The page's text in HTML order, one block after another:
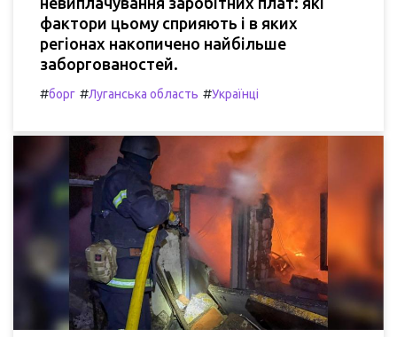
фактори цьому сприяють і в яких
регіонах накопичено найбільше
заборгованостей.
#борг #Луганська область #Українці